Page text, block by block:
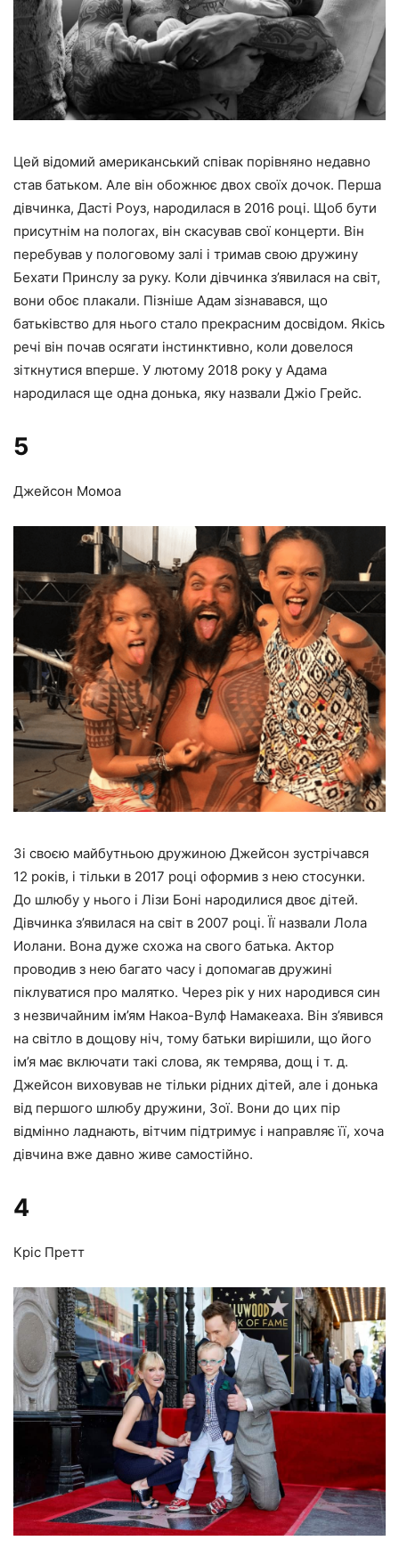
Цей відомий американський співак порівняно недавно
став батьком. Але він обожнює двох своїх дочок. Перша
дівчинка, Дасті Роуз, народилася в 2016 році. Щоб бути
присутнім на пологах, він скасував свої концерти. Він
перебував у пологовому залі і тримав свою дружину
Бехати Принслу за руку. Коли дівчинка з’явилася на світ,
вони обоє плакали. Пізніше Адам зізнавався, що
батьківство для нього стало прекрасним досвідом. Якісь
речі він почав осягати інстинктивно, коли довелося
зіткнутися вперше. У лютому 2018 року у Адама
народилася ще одна донька, яку назвали Джіо Грейс.
5
Джейсон Момоа
Зі своєю майбутньою дружиною Джейсон зустрічався
12 років, і тільки в 2017 році оформив з нею стосунки.
До шлюбу у нього і Лізи Боні народилися двоє дітей.
Дівчинка з’явилася на світ в 2007 році. Її назвали Лола
Иолани. Вона дуже схожа на свого батька. Актор
проводив з нею багато часу і допомагав дружині
піклуватися про малятко. Через рік у них народився син
з незвичайним ім’ям Накоа-Вулф Намакеаха. Він з’явився
на світло в дощову ніч, тому батьки вирішили, що його
ім’я має включати такі слова, як темрява, дощ і т. д.
Джейсон виховував не тільки рідних дітей, але і донька
від першого шлюбу дружини, Зої. Вони до цих пір
відмінно ладнають, вітчим підтримує і направляє її, хоча
дівчина вже давно живе самостійно.
4
Кріс Претт